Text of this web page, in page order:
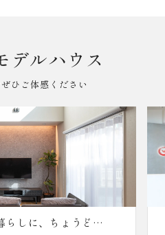
デルハウス
ひご体感ください
】本社ショールーム